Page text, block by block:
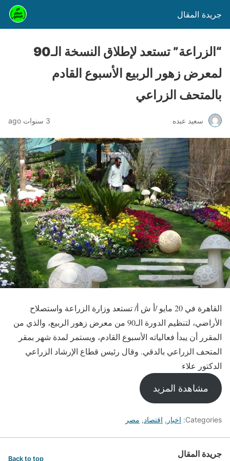
جريدة المقال
“الزراعة” تستعد لإطلاق النسخة الـ90
لمعرض زهور الربيع الأسبوع القادم
بالمتحف الزراعي
سعيد عبده 3 سنوات ago
القاهرة في 20 مايو /أ ش أ/ تستعد وزارة الزراعة واستصلاح
الأراضي، لتنظيم الدورة الـ90 من معرض زهور الربيع، والذي من
المقرر أن يبدأ فعالياته الأسبوع القادم، ويستمر لمدة شهر بمقر
المتحف الزراعي بالدقي. وقال رئيس قطاع الإرشاد الزراعي
الدكتور علاء
مشاهدة المزيد
Categories: اخبار , اقتصاد, مصر
جريدة المقال Back to top